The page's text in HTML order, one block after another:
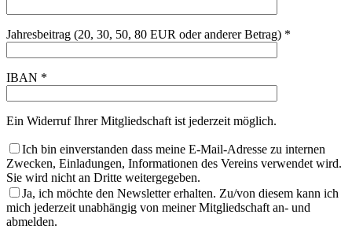
Jahresbeitrag (20, 30, 50, 80 EUR oder anderer Betrag) *
IBAN *
Ein Widerruf Ihrer Mitgliedschaft ist jederzeit möglich.
Ich bin einverstanden dass meine E-Mail-Adresse zu internen
Zwecken, Einladungen, Informationen des Vereins verwendet wird.
Sie wird nicht an Dritte weitergegeben.
Ja, ich möchte den Newsletter erhalten. Zu/von diesem kann ich
mich jederzeit unabhängig von meiner Mitgliedschaft an- und
abmelden.